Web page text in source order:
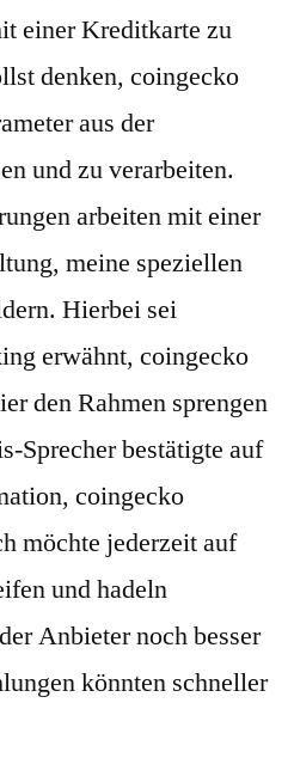
einer Kreditkarte zu
denken, coingecko
aus der
und zu verarbeiten.
arbeiten mit einer
meine speziellen
Hierbei sei
erwähnt, coingecko
den Rahmen sprengen
Sprecher bestätigte auf
coingecko
möchte jederzeit auf
und hadeln
Anbieter noch besser
könnten schneller